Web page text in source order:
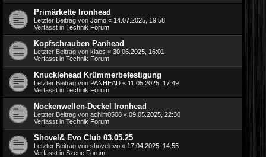
Primärkette Ironhead
Letzter Beitrag von Jomo « 14.07.2025, 19:58
Verfasst in Technik Forum
Kopfschrauben Panhead
Letzter Beitrag von klaes « 30.06.2025, 16:01
Verfasst in Technik Forum
Knucklehead Krümmerbefestigung
Letzter Beitrag von PANHEAD « 11.05.2025, 17:49
Verfasst in Technik Forum
Nockenwellen-Deckel Ironhead
Letzter Beitrag von achim0508 « 09.05.2025, 22:30
Verfasst in Technik Forum
Shovel& Evo Club 03.05.25
Letzter Beitrag von shovelevo « 17.04.2025, 14:55
Verfasst in Szene Forum